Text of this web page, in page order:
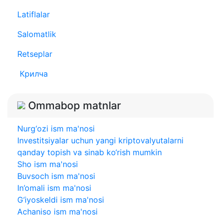
Latiflalar
Salomatlik
Retseplar
Крилча
Ommabop matnlar
Nurg‘ozi ism ma'nosi
Investitsiyalar uchun yangi kriptovalyutalarni
qanday topish va sinab ko‘rish mumkin
Sho ism ma'nosi
Buvsoch ism ma'nosi
In’omali ism ma'nosi
G‘iyoskeldi ism ma'nosi
Achaniso ism ma'nosi